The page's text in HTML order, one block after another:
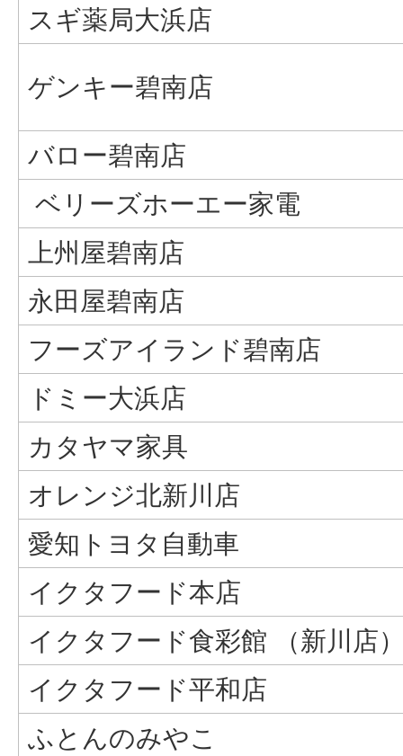
スギ薬局大浜店
ゲンキー碧南店
バロー碧南店
ベリーズホーエー家電
上州屋碧南店
永田屋碧南店
フーズアイランド碧南店
ドミー大浜店
カタヤマ家具
オレンジ北新川店
愛知トヨタ自動車
イクタフード本店
イクタフード食彩館 （新川店
イクタフード平和店
ふとんのみやこ